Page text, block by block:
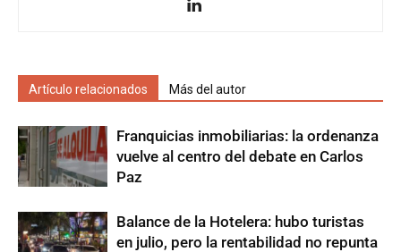
Artículo relacionados Más del autor
Franquicias inmobiliarias: la ordenanza
vuelve al centro del debate en Carlos
Paz
Balance de la Hotelera: hubo turistas
en julio, pero la rentabilidad no repunta